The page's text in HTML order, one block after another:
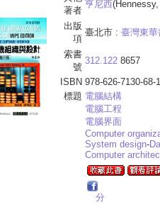
著者
亨尼西
出版
項
臺北市 : 臺灣東
索書
號
312.122 8657
ISBN 978-626-7130-68-1
標題 電腦結構
電腦工程
電腦界面
Computer
System design-
Computer
分